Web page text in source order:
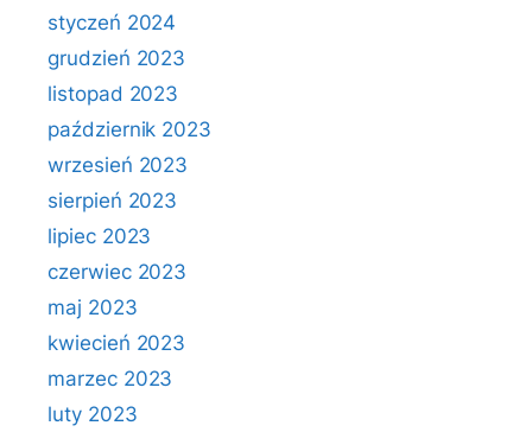
styczeń 2024
grudzień 2023
listopad 2023
październik 2023
wrzesień 2023
sierpień 2023
lipiec 2023
czerwiec 2023
maj 2023
kwiecień 2023
marzec 2023
luty 2023